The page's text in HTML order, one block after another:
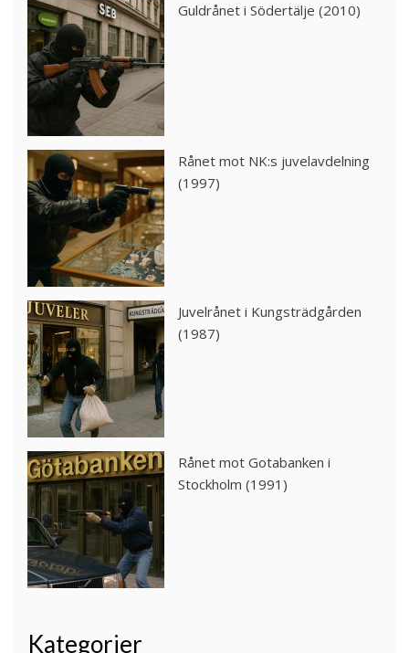
Guldrånet i Södertälje (2010)
Rånet mot NK:s juvelavdelning
(1997)
Juvelrånet i Kungsträdgården
(1987)
Rånet mot Gotabanken i
Stockholm (1991)
Kategorier